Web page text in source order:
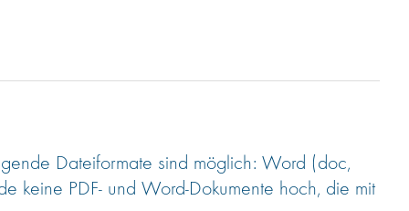
Dateiformate sind möglich: Word (doc,
keine PDF- und Word-Dokumente hoch, die mit